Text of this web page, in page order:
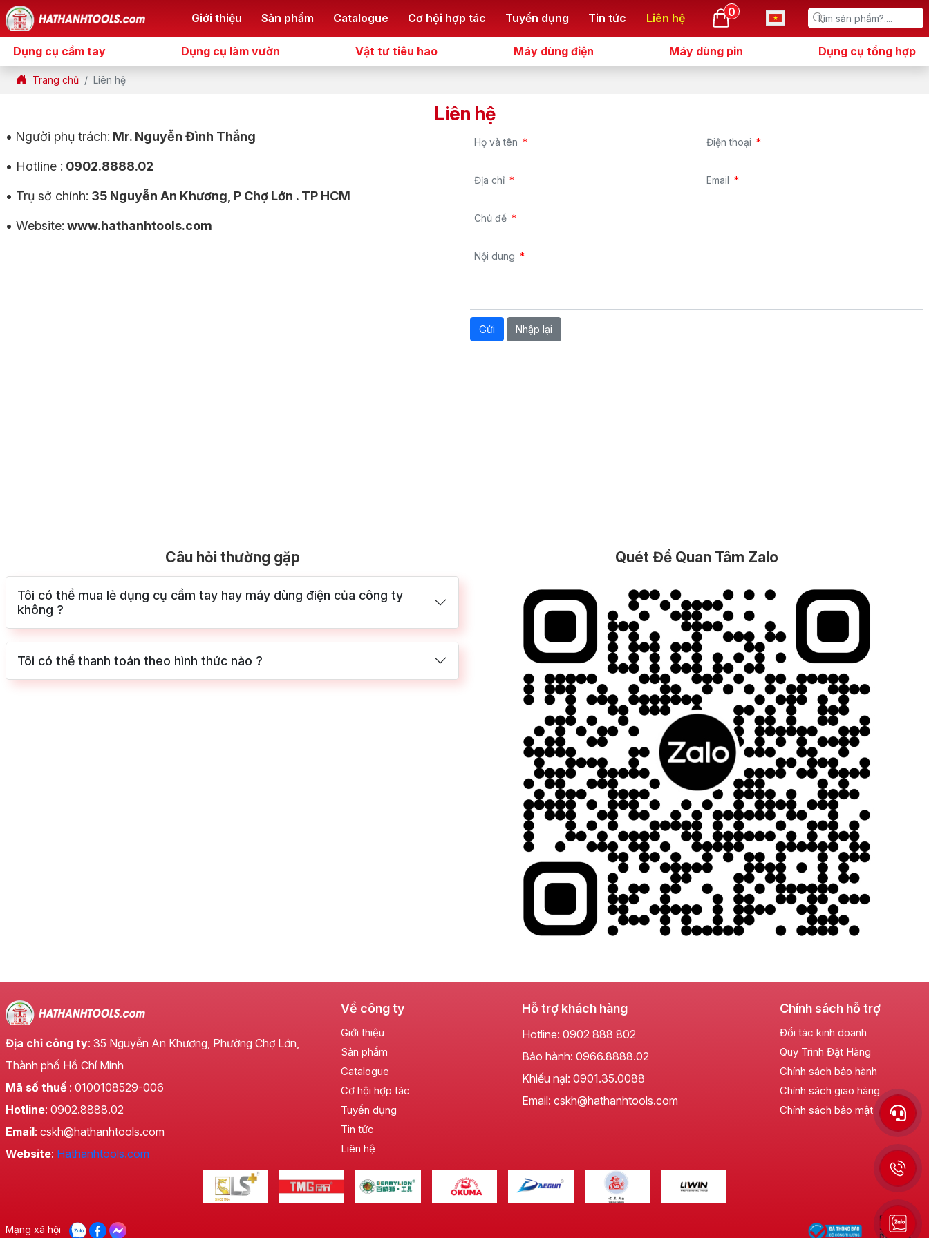
Giới thiệu Sản phẩm Catalogue Cơ hội hợp tác Tuyển dụng Tin tức Liên hệ 0
Dụng cụ cầm tay Dụng cụ làm vườn Vật tư tiêu hao Máy dùng điện Máy dùng pin Dụng cụ tổng hợp
Trang chủ Liên hệ
Liên hệ
• Người phụ trách: Mr. Nguyễn Đình Thắng
• Hotline : 0902.8888.02
• Trụ sở chính: 35 Nguyễn An Khương, P Chợ Lớn . TP HCM
• Website: www.hathanhtools.com
Họ và tên Điện thoại
Địa chỉ Email
Chủ đề
Nội dung
Gửi Nhập lại
Câu hỏi thường gặp
Tôi có thể mua lẻ dụng cụ cầm tay hay máy dùng điện của công ty
không ?
Tôi có thể thanh toán theo hình thức nào ?
Quét Để Quan Tâm Zalo
Địa chỉ công ty: 35 Nguyễn An Khương, Phường Chợ Lớn,
Thành phố Hồ Chí Minh
Mã số thuế : 0100108529-006
Hotline: 0902.8888.02
Email: cskh@hathanhtools.com
Website: Hathanhtools.com
Về công ty
Giới thiệu
Sản phẩm
Catalogue
Cơ hội hợp tác
Tuyển dụng
Tin tức
Liên hệ
Hỗ trợ khách hàng
Hotline: 0902 888 802
Bảo hành: 0966.8888.02
Khiếu nại: 0901.35.0088
Email: cskh@hathanhtools.com
Chính sách hỗ trợ
Đối tác kinh doanh
Quy Trình Đặt Hàng
Chính sách bảo hành
Chính sách giao hàng
Chính sách bảo mật
Mạng xã hội